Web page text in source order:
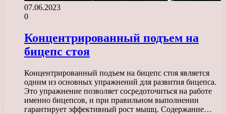
07.06.2023
0
Концентрированный подъем на
бицепс стоя
Концентрированный подъем на бицепс стоя является
одним из основных упражнений для развития бицепса.
Это упражнение позволяет сосредоточиться на работе
именно бицепсов, и при правильном выполнении
гарантирует эффективный рост мышц. Содержание…